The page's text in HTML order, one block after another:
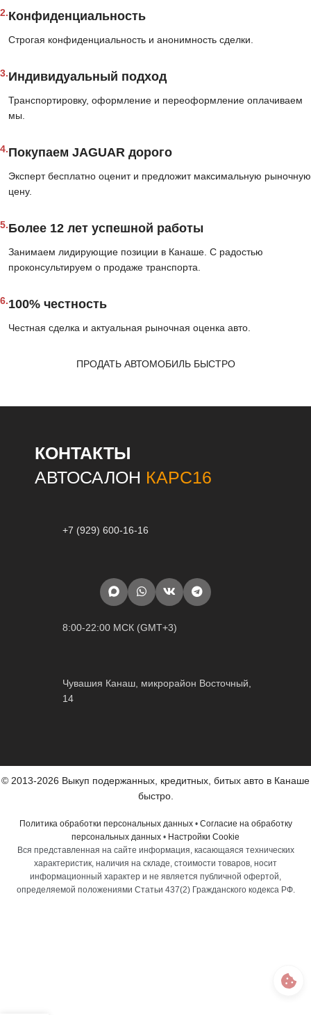
2.Конфиденциальность
Строгая конфиденциальность и анонимность сделки.
3.Индивидуальный подход
Транспортировку, оформление и переоформление оплачиваем
мы.
4.Покупаем JAGUAR дорого
Эксперт бесплатно оценит и предложит максимальную рыночную
цену.
5.Более 12 лет успешной работы
Занимаем лидирующие позиции в Канаше. С радостью
проконсультируем о продаже транспорта.
6.100% честность
Честная сделка и актуальная рыночная оценка авто.
ПРОДАТЬ АВТОМОБИЛЬ БЫСТРО
КОНТАКТЫ
АВТОСАЛОН КАРС16
+7 (929) 600-16-16
8:00-22:00 МСК (GMT+3)
Чувашия Канаш, микрорайон Восточный,
14
© 2013-2026 Выкуп подержанных, кредитных, битых авто в Канаше
быстро.
Политика обработки персональных данных• Согласие на обработку
персональных данных • Настройки Cookie
Вся представленная на сайте информация, касающаяся технических
характеристик, наличия на складе, стоимости товаров, носит
информационный характер и не является публичной офертой,
определяемой положениями Статьи 437(2) Гражданского кодекса РФ.